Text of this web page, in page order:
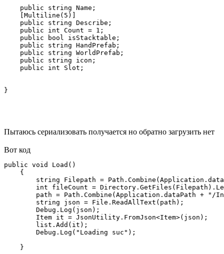
    public string Name;
    [Multiline(5)]
    public string Describe;
    public int Count = 1;
    public bool isStacktable;
    public string HandPrefab;
    public string WorldPrefab;
    public string icon;
    public int Slot;
}
Пытаюсь сериализовать получается но обратно загрузить нет
Вот код
public void Load()
    {
string Filepath =
int fileCount =
path = Path.Combine(Application.dataPath + "/
        string json = File.ReadAllText(path);
        Debug.Log(json);
        Item it = JsonUtility.FromJson<Item>(json);
        list.Add(it);
        Debug.Log("Loading suc");
    }